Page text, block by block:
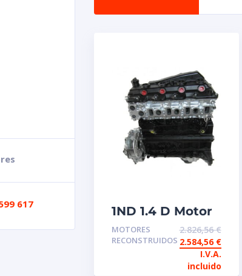
617
1ND 1.4 D Motor
de intercambio
reconstruido
MOTORES
RECONSTRUIDOS
2.826,56€
2.584,56 €
I.V.A.
incluido